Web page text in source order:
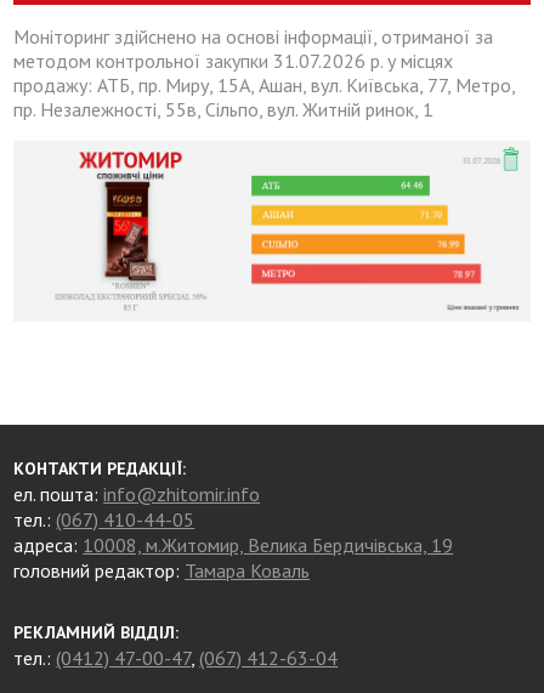
Моніторинг здійснено на основі інформації, отриманої за
методом контрольної закупки 31.07.2026 р. у місцях
продажу: АТБ, пр. Миру, 15А, Ашан, вул. Київська, 77, Метро,
пр. Незалежності, 55в, Сільпо, вул. Житній ринок, 1
КОНТАКТИ РЕДАКЦІЇ:
ел. пошта:info@zhitomir.info
тел.: (067) 410-44-05
адреса: 10008, м.Житомир, Велика Бердичівська, 19
головний редактор: Тамара Коваль
РЕКЛАМНИЙ ВІДДІЛ:
тел.: (0412) 47-00-47, (067) 412-63-04